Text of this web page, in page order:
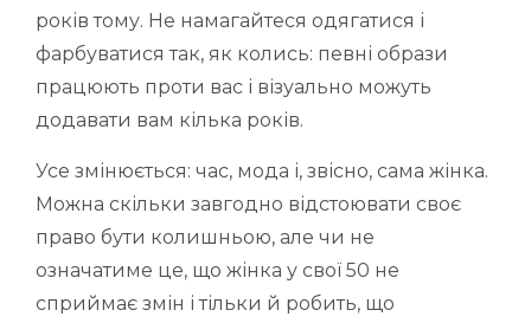
років тому. Не намагайтеся одягатися і
фарбуватися так, як колись: певні образи
працюють проти вас і візуально можуть
додавати вам кілька років.
Усе змінюється: час, мода і, звісно, сама жінка.
Можна скільки завгодно відстоювати своє
право бути колишньою, але чи не
означатиме це, що жінка у свої 50 не
сприймає змін і тільки й робить, що